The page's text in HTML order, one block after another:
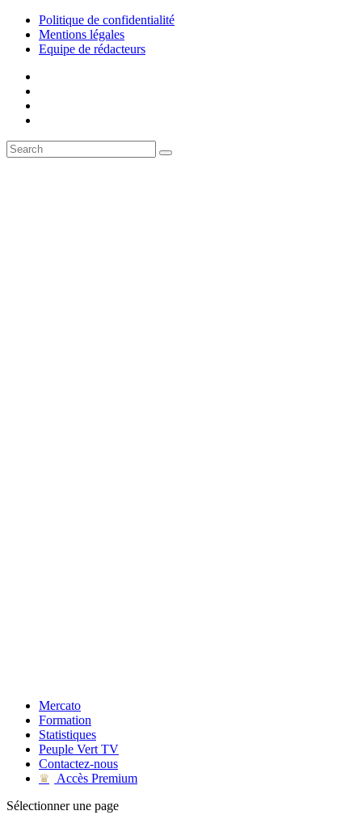
Politique de confidentialité
Mentions légales
Equipe de rédacteurs
Mercato
Formation
Statistiques
Peuple Vert TV
Contactez-nous
♛
Accès Premium
Sélectionner une page